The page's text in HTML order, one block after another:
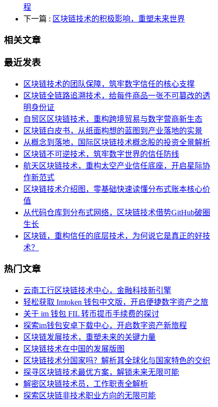
程
下一篇 : 区块链技术的积极影响，重塑未来世界
相关文章
最近发表
区块链技术的团队保障，筑牢数字信任的核心支撑
区块链全链路追溯技术，给每件商品一张不可篡改的透
明身份证
自贸区区块链技术，重构跨境贸易与数字营商新生态
区块链白皮书，从纸面构想的蓝图到产业落地的实景
从概念到落地，国际区块链技术概念股的投资全景解析
区块链不可逆技术，筑牢数字世界的信任防线
航天区块链技术，重构太空产业信任底座，开启星际协
作新范式
区块链技术介绍图，零基础快速读懂分布式账本核心价
值
从代码仓库到分布式网络，区块链技术借势GitHub破圈
生长
区块链，重构信任的底层技术，为何说它是真正的好技
术？
热门文章
云南工行区块链技术中心，金融科技新引擎
轻松获取 Imtoken 钱包中文版，开启便捷数字资产之旅
关于 im 钱包 FIL 转币提币手续费的探讨
探索im钱包安卓下载中心，开启数字资产新旅程
区块链发展技术，重塑未来的关键力量
区块链技术在中国的发展版图
区块链技术分国家吗？解析其全球化与国家特色的交织
探寻区块链技术最优方案，解锁未来无限可能
解密区块链技术员，工作职责全解析
探索区块链非技术职业方向的无限可能